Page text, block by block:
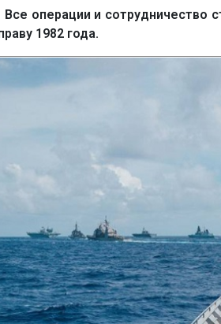
- Все операции и
1982 года.